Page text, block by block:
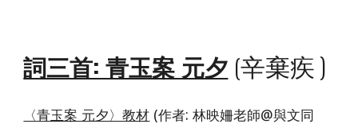
詞三首: 青玉案 元夕 (辛棄疾 )
〈青玉案 元夕〉教材 (作者: 林映姍老師@與文同